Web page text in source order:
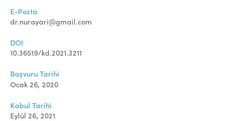
E-Posta
dr.nurayari@gmail.com
DOI
10.36519/kd.2021.3211
Başvuru Tarihi
Ocak 26, 2020
Kabul Tarihi
Eylül 26, 2021